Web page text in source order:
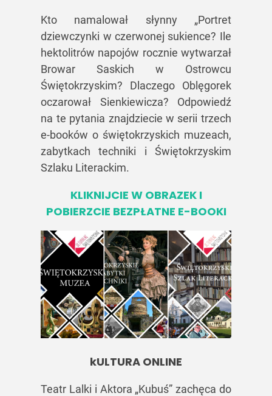
Kto namalował słynny „Portret
dziewczynki w czerwonej sukience? Ile
hektolitrów napojów rocznie wytwarzał
Browar Saskich w Ostrowcu
Świętokrzyskim? Dlaczego Oblęgorek
oczarował Sienkiewicza? Odpowiedź
na te pytania znajdziecie w serii trzech
e-booków o świętokrzyskich muzeach,
zabytkach techniki i Świętokrzyskim
Szlaku Literackim.
KLIKNIJCIE W OBRAZEK I
POBIERZCIE BEZPŁATNE E-BOOKI
kULTURA ONLINE
Teatr Lalki i Aktora „Kubuś” zachęca do